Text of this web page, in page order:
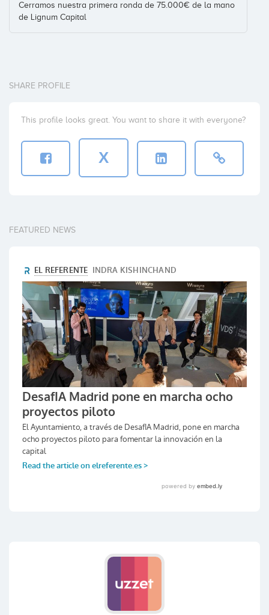
Cerramos nuestra primera ronda de 75.000€ de la mano
de Lignum Capital
SHARE PROFILE
This profile looks great. You want to share it with everyone?
X
FEATURED NEWS